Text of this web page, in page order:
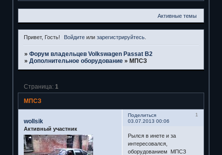
Активные темы
Привет, Гость! Войдите илизарегистрируйтесь
» Форум владельцев Volkswagen Passat B2
» Дополнительное оборудование » МПСЗ
МПСЗ
Страница: 1
Поделиться
1
03.07.2013 00:06
wollsik
Активный участник
Рылся в инете и за
интересовался,
оборудованием МПСЗ